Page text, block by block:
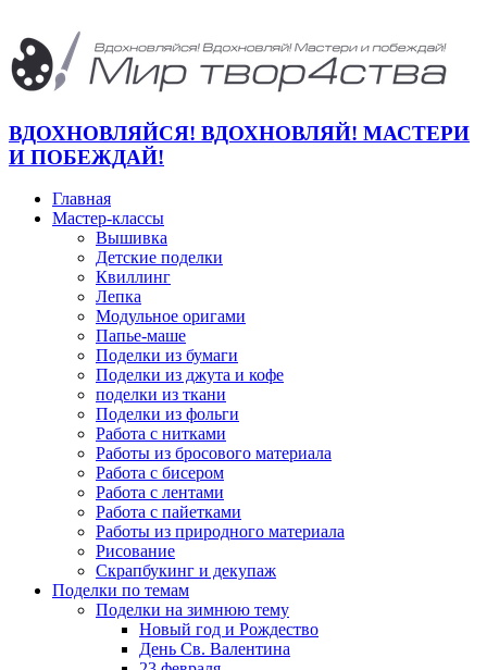
ВДОХНОВЛЯЙСЯ! ВДОХНОВЛЯЙ! МАСТЕРИ
И ПОБЕЖДАЙ!
Главная
Мастер-классы
Вышивка
Детские поделки
Квиллинг
Лепка
Модульное оригами
Папье-маше
Поделки из бумаги
Поделки из джута и кофе
поделки из ткани
Поделки из фольги
Работа с нитками
Работы из бросового материала
Работа с бисером
Работа с лентами
Работа с пайетками
Работы из природного материала
Рисование
Скрапбукинг и декупаж
Поделки по темам
Поделки на зимнюю тему
Новый год и Рождество
День Св. Валентина